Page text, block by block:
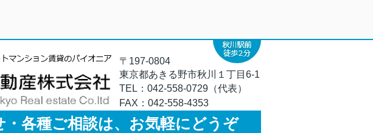
〒197-0804
東京都あきる野市秋川１丁目6-1
TEL： 042-558-0729（代表）
FAX： 042-558-4353
・各種ご相談は、お気軽にどうぞ